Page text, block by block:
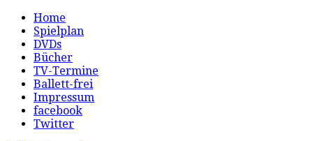
Home
Spielplan
DVDs
Bücher
TV-Termine
Ballett-frei
Impressum
facebook
Twitter